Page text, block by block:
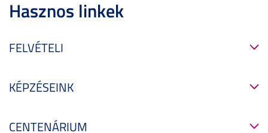
Hasznos linkek
FELVÉTELI
KÉPZÉSEINK
CENTENÁRIUM